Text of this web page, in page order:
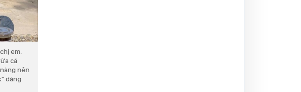
em.
cá
nên
dáng